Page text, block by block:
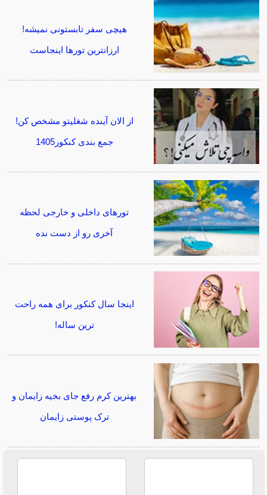
هیچی سفر تابستونی نمیشه!
ارزانترین تورها اینجاست
از الان آینده شغلیتو مشخص کن!
جمع بندی کنکور1405
تورهای داخلی و خارجی لحظه
آخری رو از دست نده
اینجا سال کنکور برای همه راحت
ترین ساله!
بهترین کرم رفع جای بخیه زایمان و
ترک پوستی زایمان